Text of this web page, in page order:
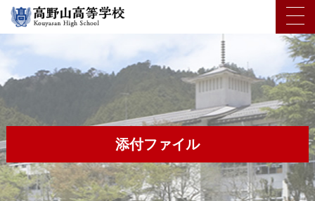
添付ファイル